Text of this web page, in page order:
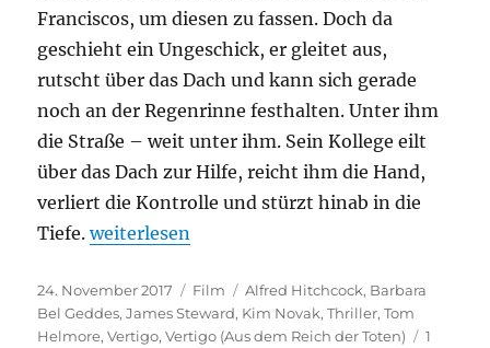
Franciscos, um diesen zu fassen. Doch da
geschieht ein Ungeschick, er gleitet aus,
rutscht über das Dach und kann sich gerade
noch an der Regenrinne festhalten. Unter ihm
die Straße – weit unter ihm. Sein Kollege eilt
über das Dach zur Hilfe, reicht ihm die Hand,
verliert die Kontrolle und stürzt hinab in die
Tiefe.„Vertigo (Aus dem Reich der Toten)“
weiterlesen
Veröffentlicht
am
24. November 2017 Kategorien
Film Schlagwörter
Alfred Hitchcock, Barbara
Bel Geddes,James Steward, Kim Novak,Thriller,Tom
Helmore,Vertigo,Vertigo (Aus dem Reich der Toten)
1